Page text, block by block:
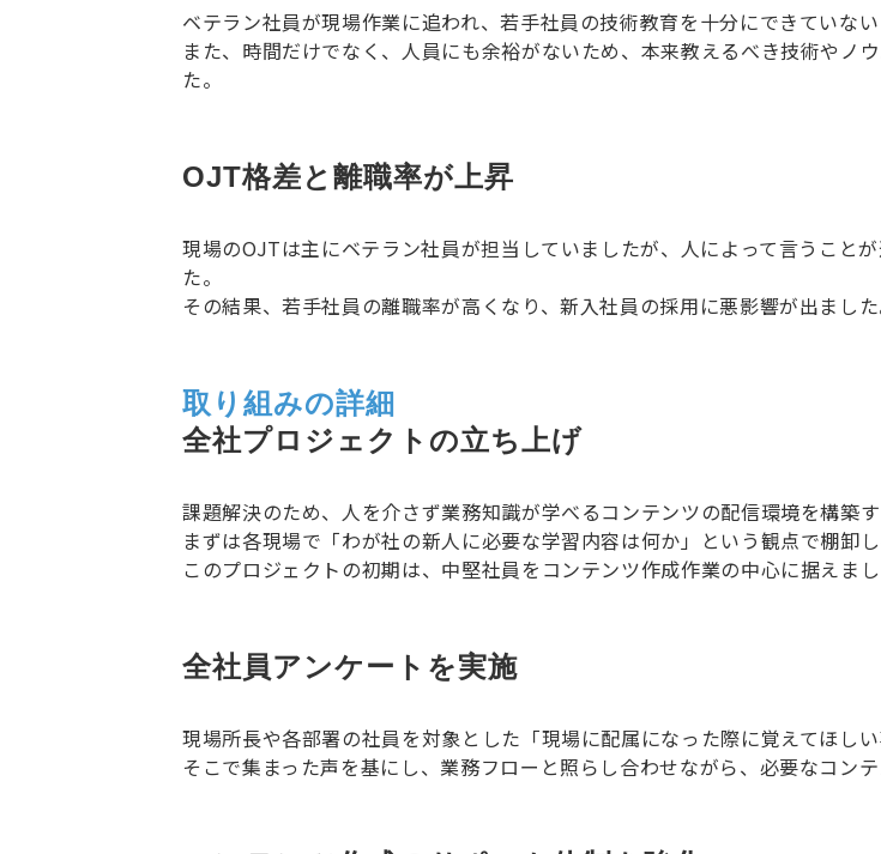
ベテラン社員が現場作業に追われ、若手社員の技術教育を十分にできていない
また、時間だけでなく、人員にも余裕がないため、本来教えるべき技術やノ
た。
OJT格差と離職率が上昇
現場のOJTは主にベテラン社員が担当していましたが、人によって言うこと
た。
その結果、若手社員の離職率が高くなり、新入社員の採用に悪影響が出ました
取り組みの詳細
全社プロジェクトの立ち上げ
課題解決のため、人を介さず業務知識が学べるコンテンツの配信環境を構築
まずは各現場で「わが社の新人に必要な学習内容は何か」という観点で棚卸し
このプロジェクトの初期は、中堅社員をコンテンツ作成作業の中心に据えまし
全社員アンケートを実施
現場所長や各部署の社員を対象とした「現場に配属になった際に覚えてほし
そこで集まった声を基にし、業務フローと照らし合わせながら、必要なコン